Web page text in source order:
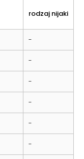
rodzaj nijaki
-
-
-
-
-
-